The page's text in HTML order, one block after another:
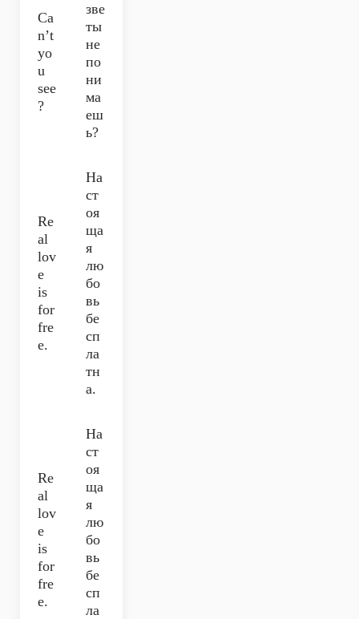
Ca
n’t
yo
u
see
?
зве
ты
не
по
ни
ма
еш
ь?
Re
al
lov
e
is
for
fre
e.
На
ст
оя
ща
я
лю
бо
вь
бе
сп
ла
тн
а.
Re
al
lov
e
is
for
fre
e.
На
ст
оя
ща
я
лю
бо
вь
бе
сп
ла